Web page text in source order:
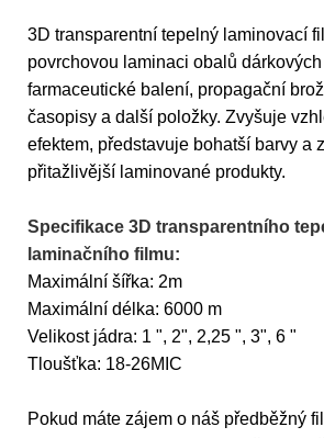
3D transparentní tepelný laminovací
povrchovou laminaci obalů
farmaceutické balení, propagační
časopisy a další položky. Zvyšuje
efektem, představuje bohatší barvy a
přitažlivější laminované produkty.
Specifikace 3D transparentního
laminačního filmu:
Maximální šířka: 2m
Maximální délka: 6000 m
Velikost jádra: 1 ", 2", 2,25 ", 3", 6 "
Tloušťka: 18-26MIC
Pokud máte zájem o náš předběžný